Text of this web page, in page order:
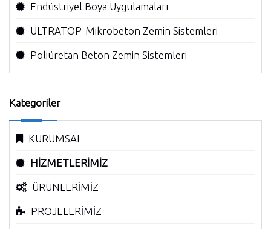
Endüstriyel Boya Uygulamaları
ULTRATOP-Mikrobeton Zemin Sistemleri
Poliüretan Beton Zemin Sistemleri
Kategoriler
KURUMSAL
HİZMETLERİMİZ
ÜRÜNLERİMİZ
PROJELERİMİZ